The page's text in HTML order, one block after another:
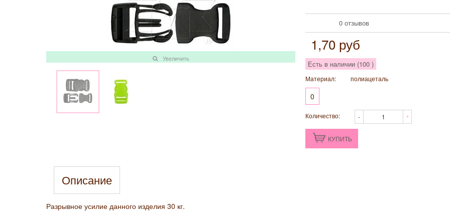
Увеличить
0 отзывов
1,70 руб
Есть в наличии (100 )
Материал: полиацеталь
0
Количество:
КУПИТЬ
Описание
Разрывное усилие данного изделия 30 кг.